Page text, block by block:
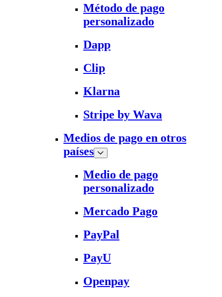
Método de pago
personalizado
Dapp
Clip
Klarna
Stripe by Wava
Medios de pago en otros
países
Medio de pago
personalizado
Mercado Pago
PayPal
PayU
Openpay